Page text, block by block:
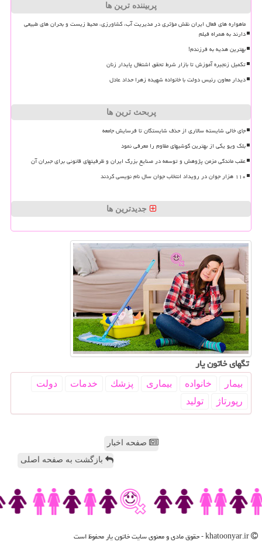
پربیننده ترین ها
ماهواره های فعال ایران نقش مؤثری در مدیریت آب، کشاورزی، محیط زیست و بحران های طبیعی
دارند به همراه فیلم
بهترین هدیه به فرزندم!
تکمیل زنجیره آموزش تا بازار شرط تحقق اشتغال پایدار زنان
دیدار معاون رئیس دولت با خانواده شهیده زهرا حداد عادل
پربحث ترین ها
جای خالی شایسته سالاری از حذف شایستگان تا فرسایش جامعه
بلک ویو یکی از بهترین گوشیهای مقاوم را معرفی نمود
عقب ماندگی مزمن پژوهش و توسعه در صنایع بزرگ ایران و ظرفیتهای قانونی برای جبران آن
۱۱۰ هزار جوان در رویداد انتخاب جوان سال نام نویسی کردند
جدیدترین ها
تگهای خاتون یار
بیمار خانواده بیماری پزشك خدمات
دولت
رپورتاژ
تولید
صفحه اخبار
بازگشت به صفحه اصلی